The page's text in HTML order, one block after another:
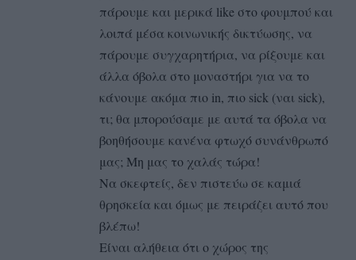
πάρουμε και μερικά like στο φουμπού και
λοιπά μέσα κοινωνικής δικτύωσης, να
πάρουμε συγχαρητήρια, να ρίξουμε και
άλλα όβολα στο μοναστήρι για να το
κάνουμε ακόμα πιο in, πιο sick (ναι sick),
τι; θα μπορούσαμε με αυτά τα όβολα να
βοηθήσουμε κανένα φτωχό συνάνθρωπό
μας; Μη μας το χαλάς τώρα!
Να σκεφτείς, δεν πιστεύω σε καμιά
θρησκεία και όμως με πειράζει αυτό που
βλέπω!
Είναι αλήθεια ότι ο χώρος της